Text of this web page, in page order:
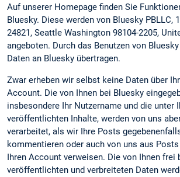
Auf unserer Homepage finden Sie
Bluesky. Diese werden von Bluesky PBLLC,
24821, Seattle Washington 98104-2205,
angeboten. Durch das Benutzen von
Daten an Bluesky übertragen.
Zwar erheben wir selbst keine Daten über
Account. Die von Ihnen bei Bluesky
insbesondere Ihr Nutzername und die unter
veröffentlichten Inhalte, werden von uns
verarbeitet, als wir Ihre Posts
kommentieren oder auch von uns aus
Ihren Account verweisen. Die von Ihnen frei
veröffentlichten und verbreiteten Daten